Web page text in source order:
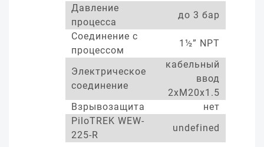
Давление
процесса
до 3 бар
Соединение с
процессом
1½” NPT
Электрическое
соединение
кабельный
ввод
2xM20x1.5
Взрывозащита
нет
PiloTREK WEW-
225-R
undefined